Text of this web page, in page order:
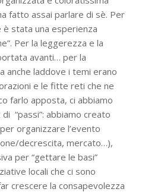
fatto assai parlare di sè. Per
stata una esperienza
Per la leggerezza e la
avanti… per la
anche laddove i temi erano
e le fitte reti che ne
farlo apposta, ci abbiamo
“passi”: abbiamo creato
organizzare l’evento
decrescita, mercato…),
per “gettare le basi”
locali che ci sono
crescere la consapevolezza